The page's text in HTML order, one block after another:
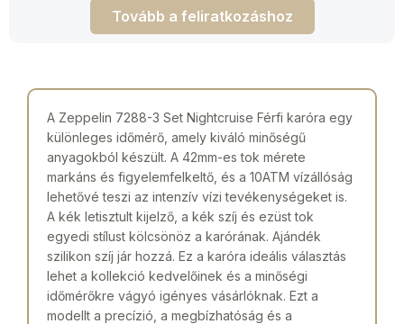
Tovább a feliratkozáshoz
A Zeppelin 7288-3 Set Nightcruise Férfi karóra egy
különleges időmérő, amely kiváló minőségű
anyagokból készült. A 42mm-es tok mérete
markáns és figyelemfelkeltő, és a 10ATM vízállóság
lehetővé teszi az intenzív vízi tevékenységeket is.
A kék letisztult kijelző, a kék szíj és ezüst tok
egyedi stílust kölcsönöz a karórának. Ajándék
szilikon szíj jár hozzá. Ez a karóra ideális választás
lehet a kollekció kedvelőinek és a minőségi
időmérőkre vágyó igényes vásárlóknak. Ezt a
modellt a precízió, a megbízhatóság és a